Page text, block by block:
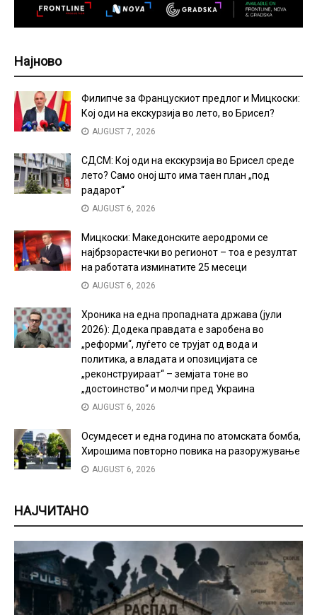
Најново
Филипче за Францускиот предлог и Мицкоски:
Кој оди на екскурзија во лето, во Брисел?
AUGUST 7, 2026
СДСМ: Кој оди на екскурзија во Брисел среде
лето? Само оној што има таен план „под
радарот“
AUGUST 6, 2026
Мицкоски: Македонските аеродроми се
најбрзорастечки во регионот – тоа е резултат
на работата изминатите 25 месеци
AUGUST 6, 2026
Хроника на една пропадната држава (јули
2026): Додека правдата е заробена во
„реформи“, луѓето се трујат од вода и
политика, а владата и опозицијата се
„реконструираат“ – земјата тоне во
„достоинство“ и молчи пред Украина
AUGUST 6, 2026
Осумдесет и една година по атомската бомба,
Хирошима повторно повика на разоружување
AUGUST 6, 2026
НАЈЧИТАНО